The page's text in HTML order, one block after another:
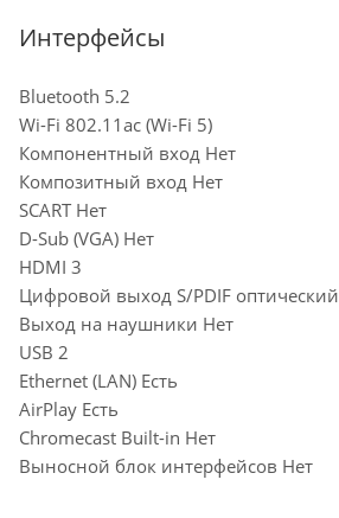
Интерфейсы
Bluetooth 5.2
Wi-Fi 802.11ac (Wi-Fi 5)
Компонентный вход Нет
Композитный вход Нет
SCART Нет
D-Sub (VGA) Нет
HDMI 3
Цифровой выход S/PDIF оптический
Выход на наушники Нет
USB 2
Ethernet (LAN) Есть
AirPlay Есть
Chromecast Built-in Нет
Выносной блок интерфейсов Нет